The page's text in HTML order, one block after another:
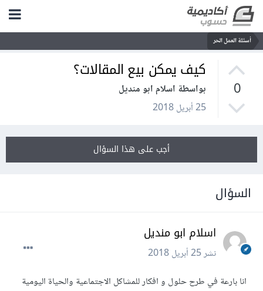
أسئلة العمل الحر
0
كيف يمكن بيع المقالات؟
بواسطة اسلام ابو منديل
25 أبريل 2018
أجب على هذا السؤال
السؤال
اسلام ابو منديل
نشر25 أبريل 2018
انا بارعة في طرح حلول و افكار للمشاكل الاجتماعية والحياة اليومية